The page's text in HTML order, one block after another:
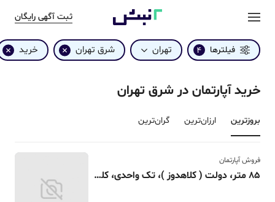
ثبت آگهی رایگان
فیلترها 4 تهران شرق تهران خرید
خرید آپارتمان در شرق تهران
بروزترین‌ ارزان‌ترین گران‌ترین
فروش آپارتمان
85 متر، دولت ( کلاهدوز )، تک واحدی، کلیدنخوره